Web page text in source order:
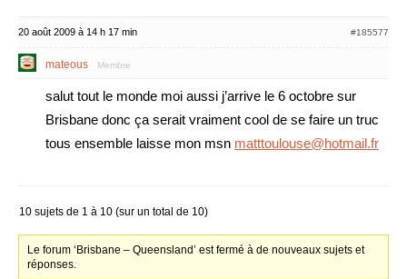
20 août 2009 à 14 h 17 min #185577
mateous Membre
salut tout le monde moi aussi j’arrive le 6 octobre sur
Brisbane donc ça serait vraiment cool de se faire un truc
tous ensemble laisse mon msn matttoulouse@hotmail.fr
10 sujets de 1 à 10 (sur un total de 10)
Le forum ‘Brisbane – Queensland’ est fermé à de nouveaux sujets et
réponses.